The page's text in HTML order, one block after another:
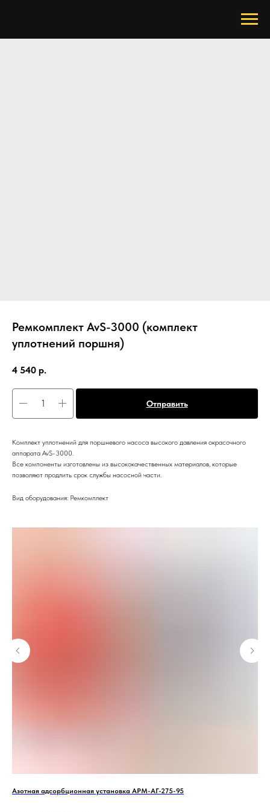
Ремкомплект AvS-3000 (комплект
уплотнений поршня)
4 540 р.
Отправить
Комплект уплотнений для поршневого насоса высокого давления окрасочного
аппарата AvS-3000.
Все компоненты изготовлены из высококачественных материалов, которые
позволяют продлить срок службы насосной части.
Вид оборудования: Ремкомплект
Азотная адсорбционная установка АРМ-АГ-275-95